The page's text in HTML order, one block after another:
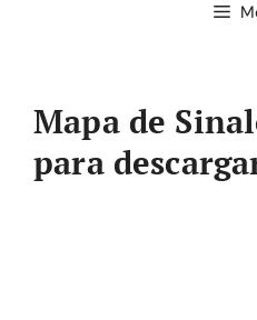
Mapa de
para